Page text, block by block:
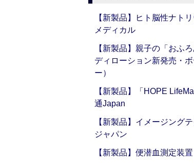
【新製品】ヒト脳性ナト
メディカル
【新製品】親子の「おふ
ディローション新発売・
ー）
【新製品】「HOPE
通Japan
【新製品】イメージング
ジャパン
【新製品】便潜血測定装